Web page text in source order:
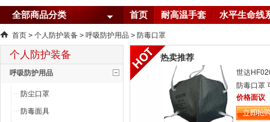
全部商品分类 首页 耐高温手套 水平生命线
首页 > 个人防护装备 > 呼吸防护用品 > 防毒口罩
个人防护装备
呼吸防护用品
防尘口罩
防毒面具
热卖推荐
世达
防毒口罩
气及酸性
价格面议